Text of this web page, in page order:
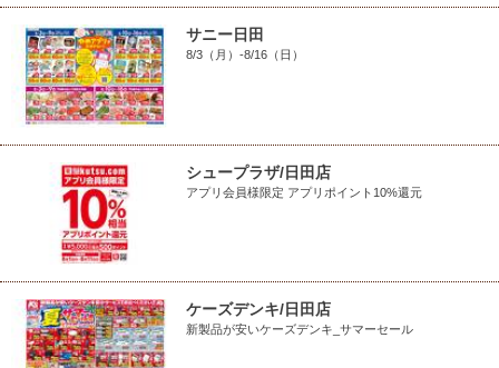
サニー日田
8/3（月）-8/16（日）
シュープラザ/日田店
アプリ会員様限定 アプリポイント10%還元
ケーズデンキ/日田店
新製品が安いケーズデンキ_サマーセール